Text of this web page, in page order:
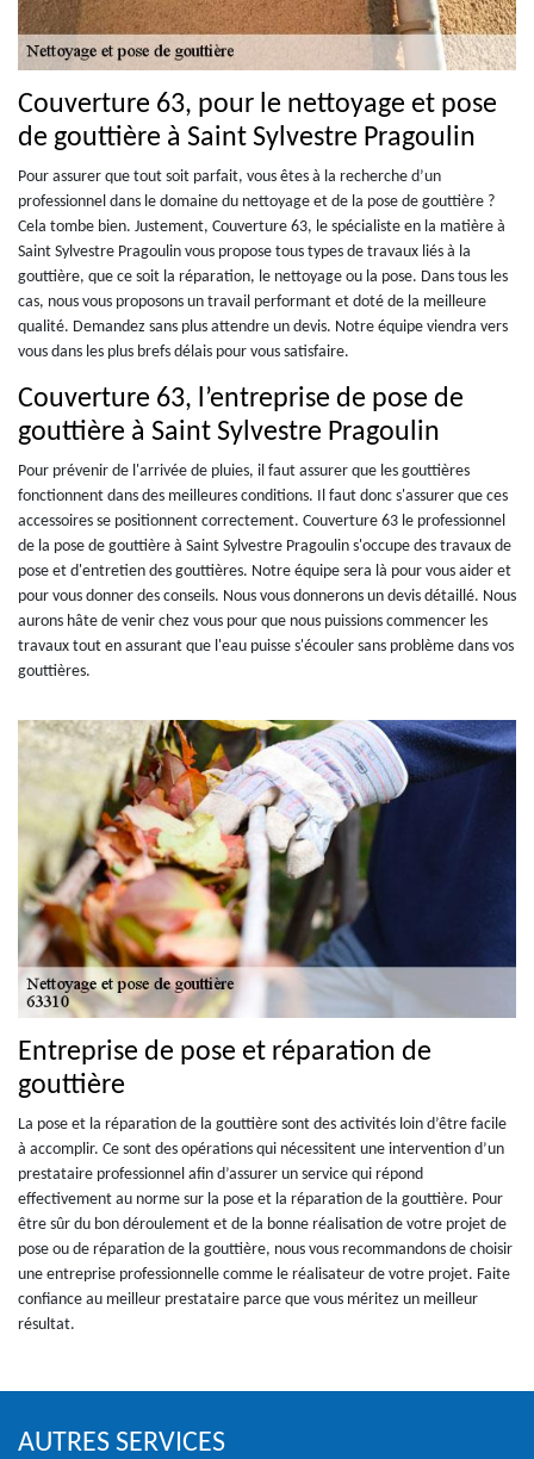
Couverture 63, pour le nettoyage et pose
de gouttière à Saint Sylvestre Pragoulin
Pour assurer que tout soit parfait, vous êtes à la recherche d’un
professionnel dans le domaine du nettoyage et de la pose de gouttière ?
Cela tombe bien. Justement, Couverture 63, le spécialiste en la matière à
Saint Sylvestre Pragoulin vous propose tous types de travaux liés à la
gouttière, que ce soit la réparation, le nettoyage ou la pose. Dans tous les
cas, nous vous proposons un travail performant et doté de la meilleure
qualité. Demandez sans plus attendre un devis. Notre équipe viendra vers
vous dans les plus brefs délais pour vous satisfaire.
Couverture 63, l’entreprise de pose de
gouttière à Saint Sylvestre Pragoulin
Pour prévenir de l'arrivée de pluies, il faut assurer que les gouttières
fonctionnent dans des meilleures conditions. Il faut donc s'assurer que ces
accessoires se positionnent correctement. Couverture 63 le professionnel
de la pose de gouttière à Saint Sylvestre Pragoulin s'occupe des travaux de
pose et d'entretien des gouttières. Notre équipe sera là pour vous aider et
pour vous donner des conseils. Nous vous donnerons un devis détaillé. Nous
aurons hâte de venir chez vous pour que nous puissions commencer les
travaux tout en assurant que l'eau puisse s'écouler sans problème dans vos
gouttières.
Entreprise de pose et réparation de
gouttière
La pose et la réparation de la gouttière sont des activités loin d’être facile
à accomplir. Ce sont des opérations qui nécessitent une intervention d’un
prestataire professionnel afin d’assurer un service qui répond
effectivement au norme sur la pose et la réparation de la gouttière. Pour
être sûr du bon déroulement et de la bonne réalisation de votre projet de
pose ou de réparation de la gouttière, nous vous recommandons de choisir
une entreprise professionnelle comme le réalisateur de votre projet. Faite
confiance au meilleur prestataire parce que vous méritez un meilleur
résultat.
AUTRES SERVICES